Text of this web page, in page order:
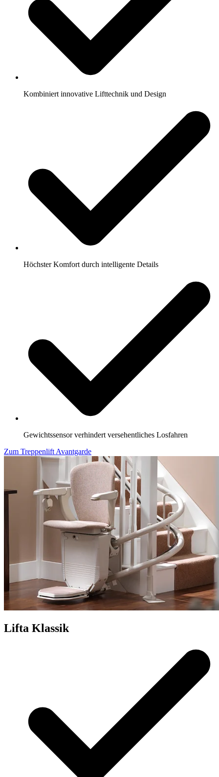
Kombiniert innovative Lifttechnik und Design
Höchster Komfort durch intelligente Details
Gewichtssensor verhindert versehentliches Losfahren
Zum Treppenlift Avantgarde
Lifta Klassik